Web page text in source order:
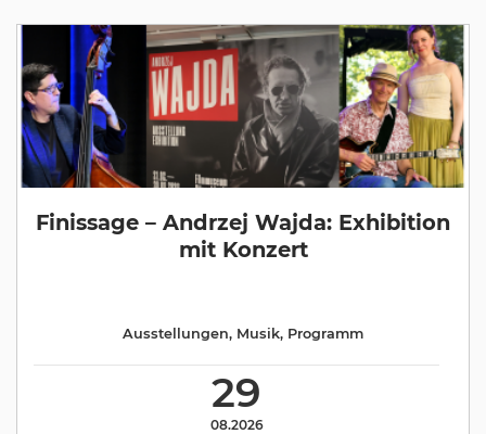
Finissage – Andrzej Wajda: Exhibition
mit Konzert
29
08.2026
Ausstellungen, Musik, Programm